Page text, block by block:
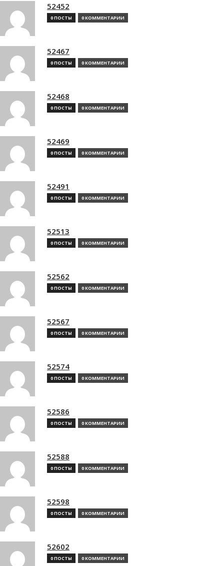
52452
0 ПОСТЫ 0 КОММЕНТАРИИ
52467
0 ПОСТЫ 0 КОММЕНТАРИИ
52468
0 ПОСТЫ 0 КОММЕНТАРИИ
52469
0 ПОСТЫ 0 КОММЕНТАРИИ
52491
0 ПОСТЫ 0 КОММЕНТАРИИ
52513
0 ПОСТЫ 0 КОММЕНТАРИИ
52562
0 ПОСТЫ 0 КОММЕНТАРИИ
52567
0 ПОСТЫ 0 КОММЕНТАРИИ
52574
0 ПОСТЫ 0 КОММЕНТАРИИ
52586
0 ПОСТЫ 0 КОММЕНТАРИИ
52588
0 ПОСТЫ 0 КОММЕНТАРИИ
52598
0 ПОСТЫ 0 КОММЕНТАРИИ
52602
0 ПОСТЫ 0 КОММЕНТАРИИ